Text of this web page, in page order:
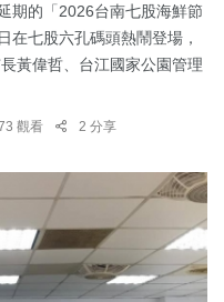
期的「2026台南七股海鮮節
在七股六孔碼頭熱鬧登場，
黃偉哲、台江國家公園管理
觀看 2 分享